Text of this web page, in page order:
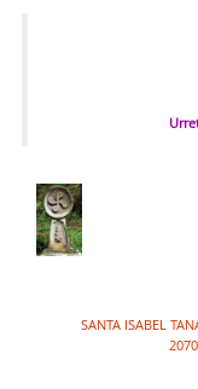
SANTA ISABEL